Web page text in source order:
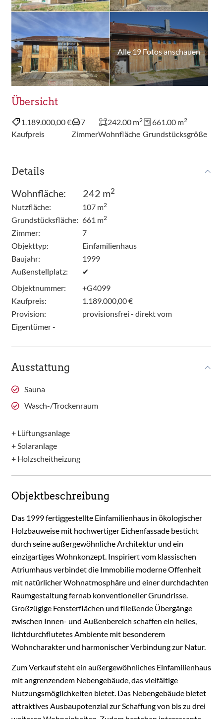
Alle 19 Fotos anschauen
Übersicht
1.189.000,00 €
Kaufpreis
7
Zimmer
242.00 m2
Wohnfläche
661.00 m2
Grundstücksgröße
Details
Wohnfläche:
242 m2
Nutzfläche: 107 m2
Grundstücksfläche: 661 m2
Zimmer:
7
Objekttyp:
Einfamilienhaus
Baujahr:
1999
Außenstellplatz:
✔
Objektnummer:
+G4099
Kaufpreis:
1.189.000,00 €
Provision:
provisionsfrei - direkt vom
Eigentümer -
Ausstattung
Sauna
Wasch-/Trockenraum
+ Lüftungsanlage
+ Solaranlage
+ Holzscheitheizung
Objektbeschreibung
Das 1999 fertiggestellte Einfamilienhaus in ökologischer
Holzbauweise mit hochwertiger Eichenfassade besticht
durch seine außergewöhnliche Architektur und ein
einzigartiges Wohnkonzept. Inspiriert vom klassischen
Atriumhaus verbindet die Immobilie moderne Offenheit
mit natürlicher Wohnatmosphäre und einer durchdachten
Raumgestaltung fernab konventioneller Grundrisse.
Großzügige Fensterflächen und fließende Übergänge
zwischen Innen- und Außenbereich schaffen ein helles,
lichtdurchflutetes Ambiente mit besonderem
Wohncharakter und harmonischer Verbindung zur Natur.
Zum Verkauf steht ein außergewöhnliches Einfamilienhaus
mit angrenzendem Nebengebäude, das vielfältige
Nutzungsmöglichkeiten bietet. Das Nebengebäude bietet
attraktives Ausbaupotenzial zur Schaffung von bis zu drei